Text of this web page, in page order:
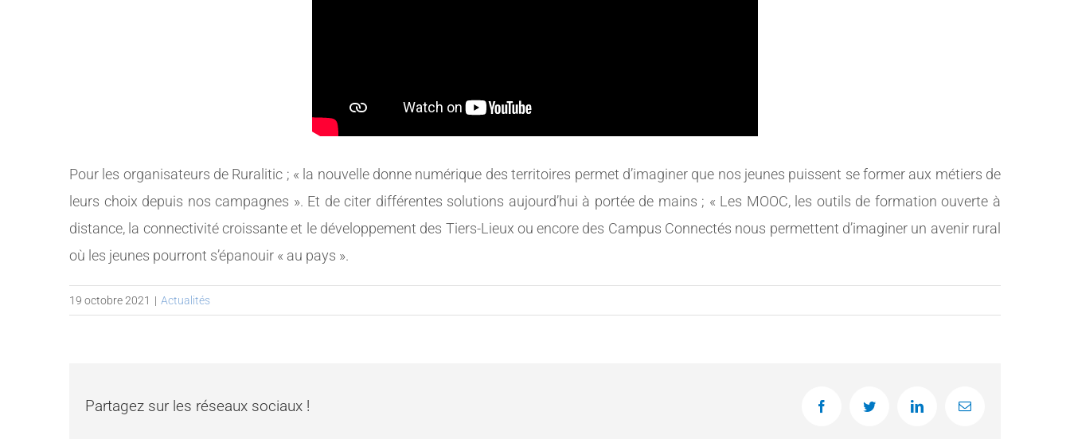
Pour les organisateurs de Ruralitic ; « la nouvelle donne numérique des territoires permet d’imaginer que nos jeunes puissent se former aux métiers de
leurs choix depuis nos campagnes ». Et de citer différentes solutions aujourd’hui à portée de mains ; « Les MOOC, les outils de formation ouverte à
distance, la connectivité croissante et le développement des Tiers-Lieux ou encore des Campus Connectés nous permettent d’imaginer un avenir rural
où les jeunes pourront s’épanouir « au pays ».
19 octobre 2021 | Actualités
Partagez sur les réseaux sociaux ! FacebookTwitter LinkedInEmail